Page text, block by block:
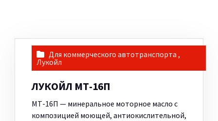
Для коммерческого автотранспорта ,
Лукойл
ЛУКОЙЛ МТ-16П
МТ-16П — минеральное моторное масло с
композицией моющей, антиокислительной,